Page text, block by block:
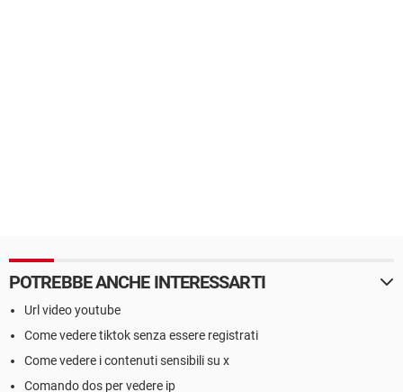
POTREBBE ANCHE INTERESSARTI
Url video youtube
Come vedere tiktok senza essere registrati
Come vedere i contenuti sensibili su x
Comando dos per vedere ip